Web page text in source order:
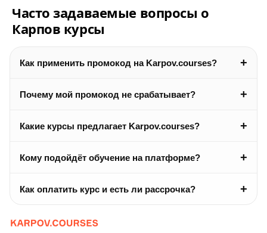
Часто задаваемые вопросы о
Карпов курсы
Как применить промокод на Karpov.courses? +
Почему мой промокод не срабатывает? +
Какие курсы предлагает Karpov.courses? +
Кому подойдёт обучение на платформе? +
Как оплатить курс и есть ли рассрочка? +